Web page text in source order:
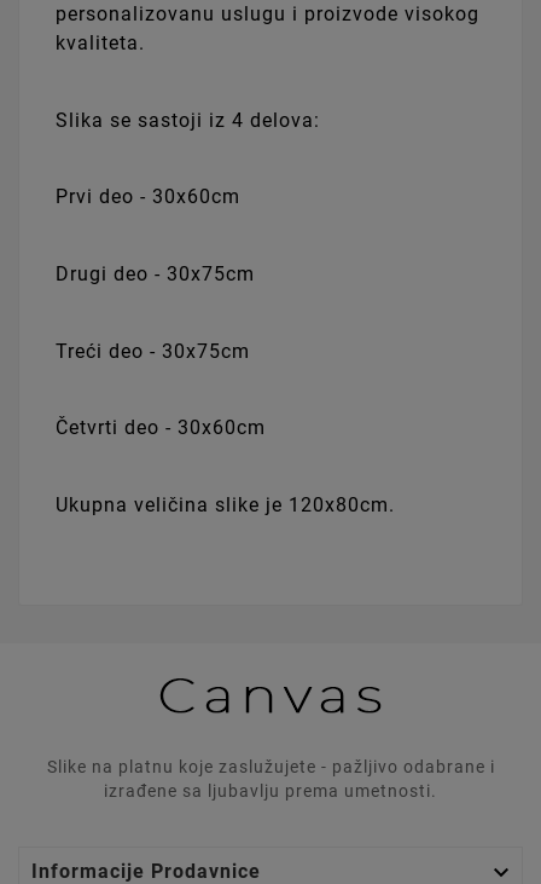
personalizovanu uslugu i proizvode visokog
kvaliteta.
Slika se sastoji iz 4 delova:
Prvi deo - 30x60cm
Drugi deo - 30x75cm
Treći deo - 30x75cm
Četvrti deo - 30x60cm
Ukupna veličina slike je 120x80cm.
Slike na platnu koje zaslužujete - pažljivo odabrane i
izrađene sa ljubavlju prema umetnosti.
Informacije Prodavnice 